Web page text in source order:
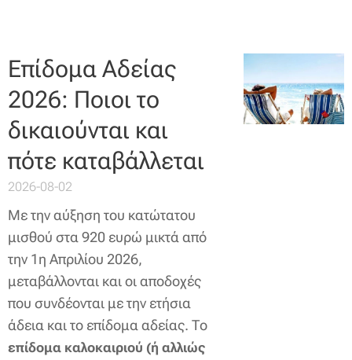
Επίδομα Αδείας
2026: Ποιοι το
δικαιούνται και
πότε καταβάλλεται
2026-08-02
Με την αύξηση του κατώτατου
μισθού στα 920 ευρώ μικτά από
την 1η Απριλίου 2026,
μεταβάλλονται και οι αποδοχές
που συνδέονται με την ετήσια
άδεια και το επίδομα αδείας. Το
επίδομα καλοκαιριού (ή αλλιώς